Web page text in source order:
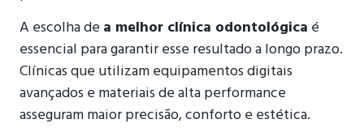
A escolha dea melhor clínica odontológica é
essencial para garantir esse resultado a longo prazo.
Clínicas que utilizam equipamentos digitais
avançados e materiais de alta performance
asseguram maior precisão, conforto e estética.